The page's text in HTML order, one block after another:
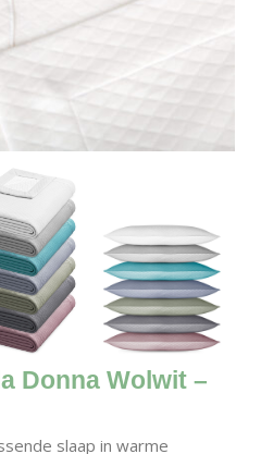
Donna Wolwit –
slaap in warme